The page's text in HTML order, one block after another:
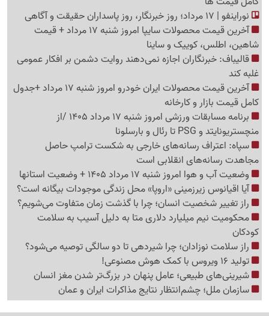
نوراینفو | 17 مرداد؛ روز خبرنگار، روز پاسداران حقیقت و آگاهی
آخرین قیمت محصولات سایپا امروز شنبه 17 مرداد + قیمت
شاهین، اطلس، کوییک و ساینا
قالیباف: خبرنگاران اجازه نمی‌دهند روایت دشمن بر افکار عمومی
غلبه کند
آخرین قیمت محصولات ایران خودرو امروز شنبه 17 مرداد +جدول
کامل قیمت بازار و کارخانه
برنامه مسابقات ورزشی امروز شنبه 17 مرداد 1405 /از
منچستریونایتد و PSG تا رئال و بارسلونا
سپاه: اعتراف رسانه‌های خارجی به شکست ترامپ حاصل
مجاهدت رسانه‌های انقلابی است
وضعیت آب و هوا امروز شنبه 17 مرداد 1405 + وضعیت استانها
آیا اقیانوس زیرزمینی «اروپا» محل زندگی موجودات بیگانه است؟
راز تغییر شخصیت انسان؛ چرا با گذشت زمان متفاوت می‌شویم؟
محکومیت نیم میلیارد دلاری متا به دلیل آسیب به سلامت
کودکان
راز سلامت نوزادان؛ چرا شیردهی تا دو سالگی توصیه می‌شود؟
تولید 16 ویروس با کمک هوش مصنوعی!
شیرینی‌های طبیعی؛ عامل پنهان در بزرگ‌تر شدن مغز انسان
سازمان ملل؛ چشم‌انتظار نتایج مذاکرات ایران و عمان